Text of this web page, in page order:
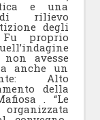
e una
di rilievo
degli
proprio
avesse
anche un
Alto
della
. “Le